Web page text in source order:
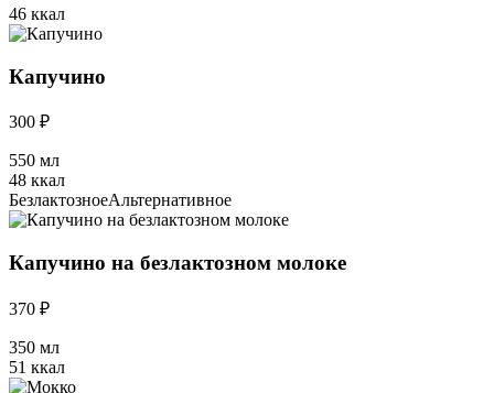
46 ккал
Капучино
300 ₽
550 мл
48 ккал
БезлактозноеАльтернативное
Капучино на безлактозном молоке
370 ₽
350 мл
51 ккал